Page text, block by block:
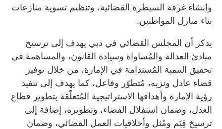
وإنشاء غرفة السيطرة القضائية، وتنظيم تسوية منازعات
بناء منازل المواطنين.
يذكر أن المجلس القضائي في دبي يهدف إلى ترسيخ
مبادئ العدالة والمُساواة وسيادة القانون، والمساهمة في
تحقيق التنمية المُستدامة في الإمارة، من خلال توفير
قضاء عادل ونزيه، مُتطوّر وفاعل، كما يهدف إلى تنفيذ
رؤية الإمارة وأهدافها الاستراتيجية المُتعلّقة بتطوير قطاع
العدل، وضمان استقلال القضاء، وتطويره، إضافة إلى
ترسيخ قِيَم ومُثل وأخلاقيات العمل القضائي، وضمان